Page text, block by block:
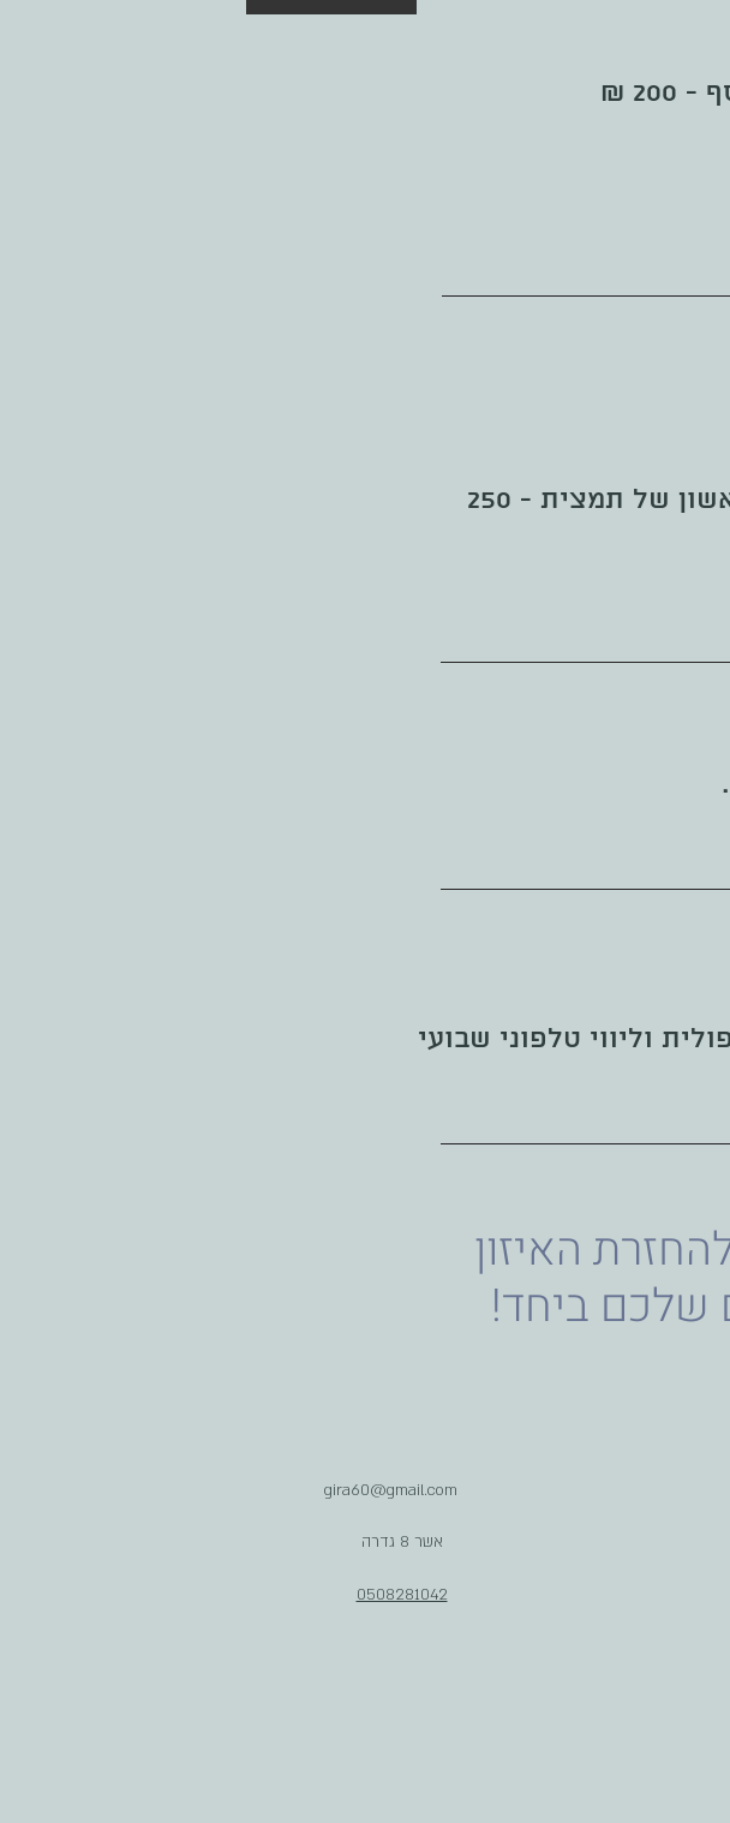
₪
מפגש ראשון הכולל אבחון, הרכבת הפורמולה ובקבוק ראשון של תמצית - 250
וליווי טלפוני שבועי
האיזון
שלכם ביחד!
gira60@gmail.com
אשר 8 גדרה
0508281042